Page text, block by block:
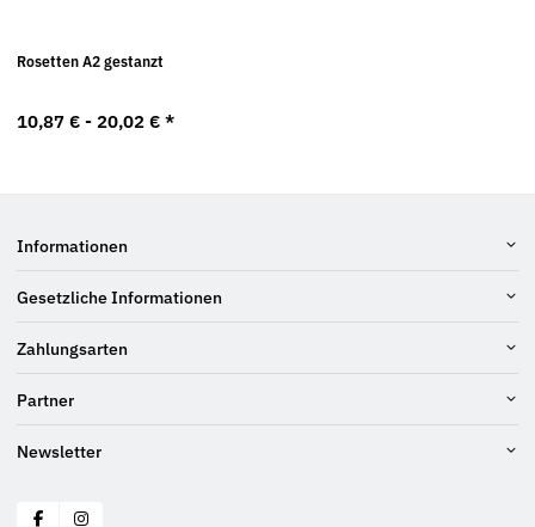
Rosetten A2 gestanzt
10,87 € - 20,02 € *
Informationen
Gesetzliche Informationen
Zahlungsarten
Partner
Newsletter